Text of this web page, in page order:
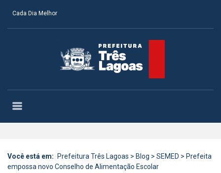
Cada Dia Melhor
Você está em: Prefeitura Três Lagoas > Blog > SEMED > Prefeita
empossa novo Conselho de Alimentação Escolar